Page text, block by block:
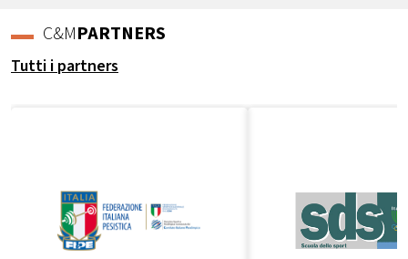
C&MPARTNERS
Tutti i partners